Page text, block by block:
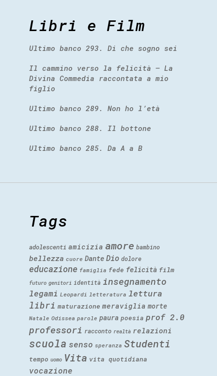
Libri e Film
Ultimo banco 293. Di che sogno sei
Il cammino verso la felicità – La
Divina Commedia raccontata a mio
figlio
Ultimo banco 289. Non ho l’età
Ultimo banco 288. Il bottone
Ultimo banco 285. Da A a B
Tags
adolescenti amicizia amore bambino
bellezza cuore Dante Dio dolore
educazione famiglia fede felicità film
futuro genitori identità insegnamento
legami Leopardi letteratura lettura
libri maturazione meraviglia morte
Natale Odissea parole paura poesia prof 2.0
professori racconto realtà relazioni
scuola senso speranza Studenti
tempo uomo Vita vita quotidiana
vocazione